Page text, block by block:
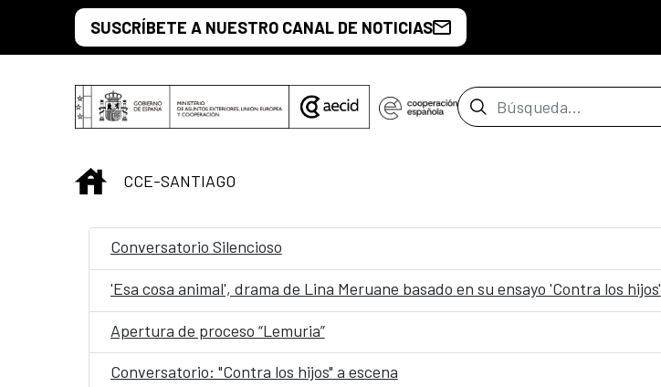
Saltar al contenido principal
SUSCRÍBETE A NUESTRO CANAL DE NOTICIAS
Barra de búsqueda
INICIO
CCE-SANTIAGO
Conversatorio Silencioso
'Esa cosa animal', drama de Lina Meruane basado en su ensayo 'Contra los hijos'
Apertura de proceso “Lemuria”
Conversatorio: "Contra los hijos" a escena